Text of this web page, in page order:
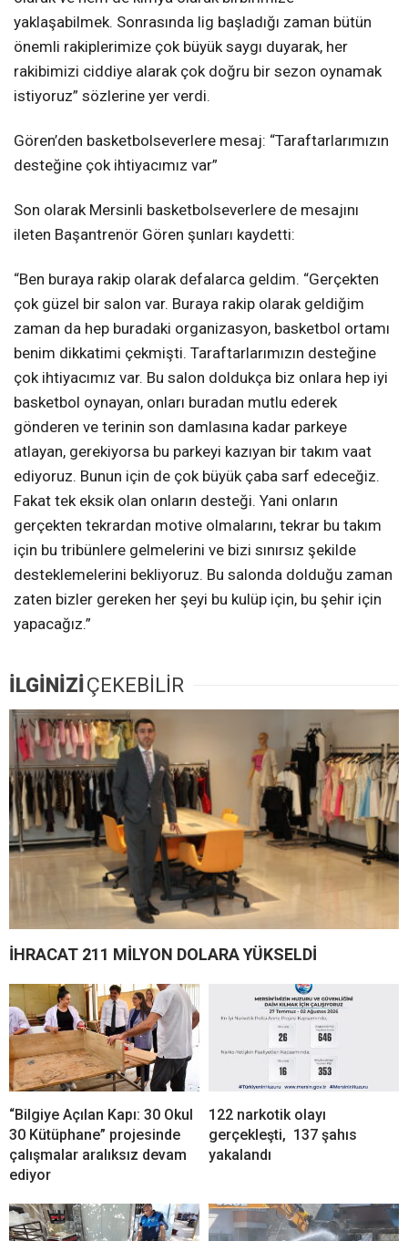
yaklaşabilmek. Sonrasında lig başladığı zaman bütün
önemli rakiplerimize çok büyük saygı duyarak, her
rakibimizi ciddiye alarak çok doğru bir sezon oynamak
istiyoruz” sözlerine yer verdi.
Gören’den basketbolseverlere mesaj: “Taraftarlarımızın
desteğine çok ihtiyacımız var”
Son olarak Mersinli basketbolseverlere de mesajını
ileten Başantrenör Gören şunları kaydetti:
“Ben buraya rakip olarak defalarca geldim. “Gerçekten
çok güzel bir salon var. Buraya rakip olarak geldiğim
zaman da hep buradaki organizasyon, basketbol ortamı
benim dikkatimi çekmişti. Taraftarlarımızın desteğine
çok ihtiyacımız var. Bu salon doldukça biz onlara hep iyi
basketbol oynayan, onları buradan mutlu ederek
gönderen ve terinin son damlasına kadar parkeye
atlayan, gerekiyorsa bu parkeyi kazıyan bir takım vaat
ediyoruz. Bunun için de çok büyük çaba sarf edeceğiz.
Fakat tek eksik olan onların desteği. Yani onların
gerçekten tekrardan motive olmalarını, tekrar bu takım
için bu tribünlere gelmelerini ve bizi sınırsız şekilde
desteklemelerini bekliyoruz. Bu salonda dolduğu zaman
zaten bizler gereken her şeyi bu kulüp için, bu şehir için
yapacağız.”
İLGİNİZİÇEKEBİLİR
İHRACAT 211 MİLYON DOLARA YÜKSELDİ
“Bilgiye Açılan Kapı: 30 Okul
30 Kütüphane” projesinde
çalışmalar aralıksız devam
ediyor
122 narkotik olayı
gerçekleşti, 137 şahıs
yakalandı